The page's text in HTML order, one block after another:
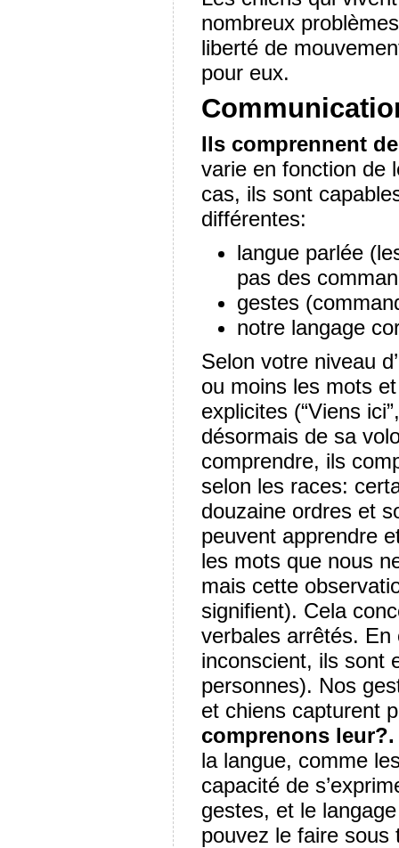
nombreux
liberté de
pour eux.
Ils comprennent
varie en fonction de
cas, ils sont
différentes:
langue parlée
pas des
gestes
notre langage
Selon votre niveau
ou moins les mots
explicites (“Viens
désormais de sa
comprendre, ils
selon les races:
douzaine ordres et
peuvent apprendre
les mots que nous
mais cette
signifient). Cela
verbales arrêtés. En
inconscient, ils sont
personnes). Nos
et chiens capturent
comprenons leur?.
la langue, comme
capacité de
gestes, et le
pouvez le faire sous